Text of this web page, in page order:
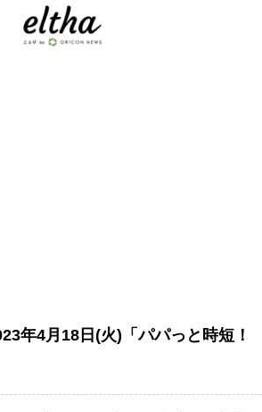
年4月18日(火)「パパっと時短！